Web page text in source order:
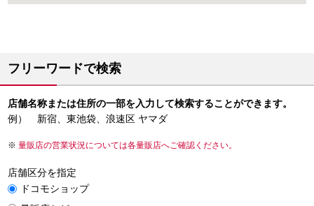
フリーワードで検索
店舗名称または住所の一部を入力して検索することができます。
例） 新宿、東池袋、浪速区 ヤマダ
量販店の営業状況については各量販店へご確認ください。
店舗区分を指定
ドコモショップ